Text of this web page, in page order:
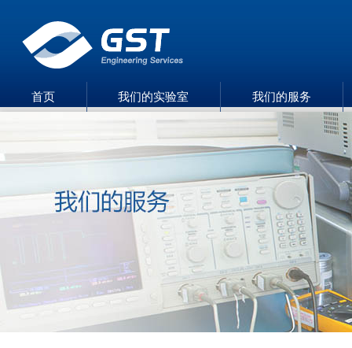
首页 我们的实验室 我们的服务